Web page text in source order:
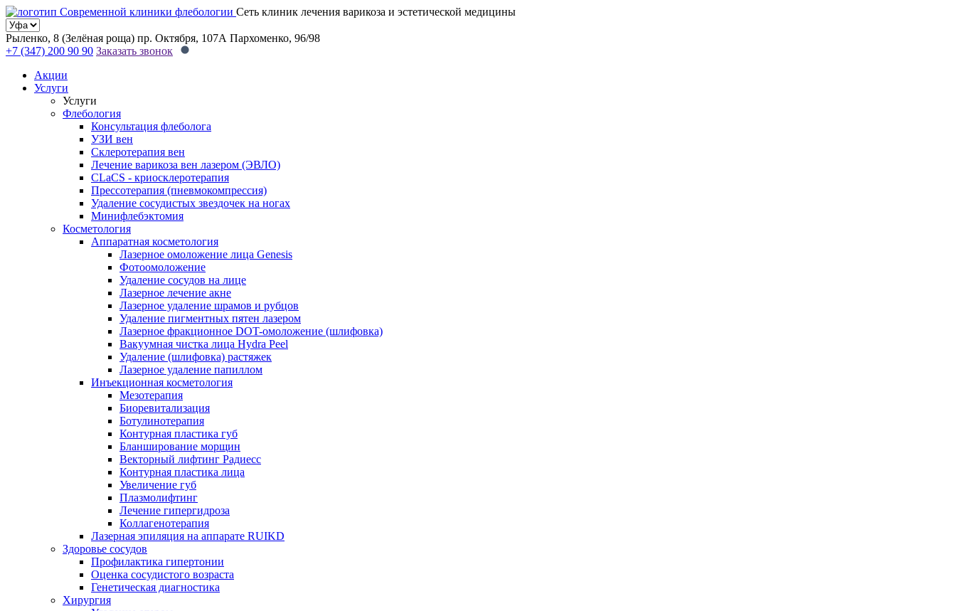
Сеть клиник лечения варикоза и эстетической медицины
Рыленко, 8 (Зелёная роща) пр. Октября, 107А Пархоменко, 96/98
+7 (347) 200 90 90 Заказать звонок
Акции
Услуги
Услуги
Флебология
Консультация флеболога
УЗИ вен
Склеротерапия вен
Лечение варикоза вен лазером (ЭВЛО)
CLaCS - криосклеротерапия
Прессотерапия (пневмокомпрессия)
Удаление сосудистых звездочек на ногах
Минифлебэктомия
Косметология
Аппаратная косметология
Лазерное омоложение лица Genesis
Фотоомоложение
Удаление сосудов на лице
Лазерное лечение акне
Лазерное удаление шрамов и рубцов
Удаление пигментных пятен лазером
Лазерное фракционное DOT-омоложение (шлифовка)
Вакуумная чистка лица Hydra Peel
Удаление (шлифовка) растяжек
Лазерное удаление папиллом
Инъекционная косметология
Мезотерапия
Биоревитализация
Ботулинотерапия
Контурная пластика губ
Бланширование морщин
Векторный лифтинг Радиесс
Контурная пластика лица
Увеличение губ
Плазмолифтинг
Лечение гипергидроза
Коллагенотерапия
Лазерная эпиляция на аппарате RUIKD
Здоровье сосудов
Профилактика гипертонии
Оценка сосудистого возраста
Генетическая диагностика
Хирургия